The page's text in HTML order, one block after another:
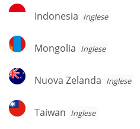
Indonesia
Indonesia Inglese
Mongolia
Mongolia Inglese
Nuova
Zelanda
Nuova Zelanda Inglese
Taiwan
Taiwan Inglese